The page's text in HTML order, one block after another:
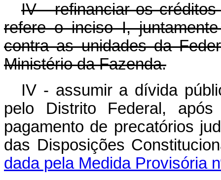
IV - refinanciar os
refere o inciso I,
contra as unidades da
Ministério da Fazenda.
IV - assumir a dívida
pelo Distrito Federal,
pagamento de precatórios
das Disposições
dada pela Medida Provisória